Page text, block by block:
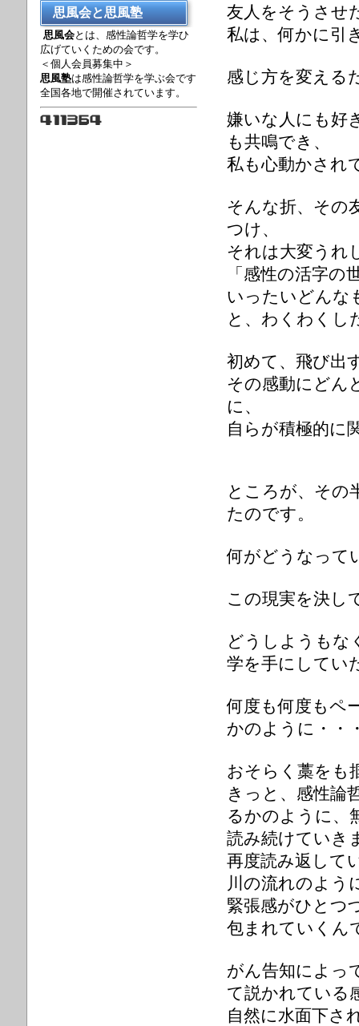
友人をそうさせ
私は、何かに引
感じ方を変える
嫌いな人にも好
も共鳴でき、
私も心動かされ
そんな折、その
つけ、
それは大変うれ
「感性の活字
いったいどんな
と、わくわくし
初めて、飛び出
その感動にどん
に、
自らが積極的に
ところが、その
たのです。
何がどうなって
この現実を決し
どうしようもな
学を手にしてい
何度も何度もペ
かのように・・
おそらく藁をも
きっと、感性論
るかのように、
読み続けていき
再度読み返して
川の流れのよう
緊張感がひとつ
包まれていくん
がん告知によっ
て説かれている
自然に水面下さ
思風会と思風塾
思風会とは、感性論哲学を学ひ
広げていくための会です。
＜個人会員募集中＞
思風塾は感性論哲学を学ぶ会です
全国各地で開催されています。